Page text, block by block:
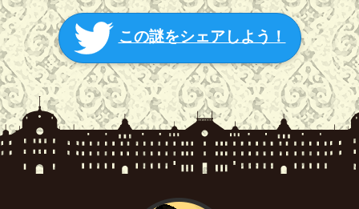
この謎をシェアしよう！